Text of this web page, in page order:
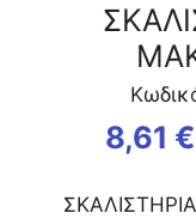
8,61 €